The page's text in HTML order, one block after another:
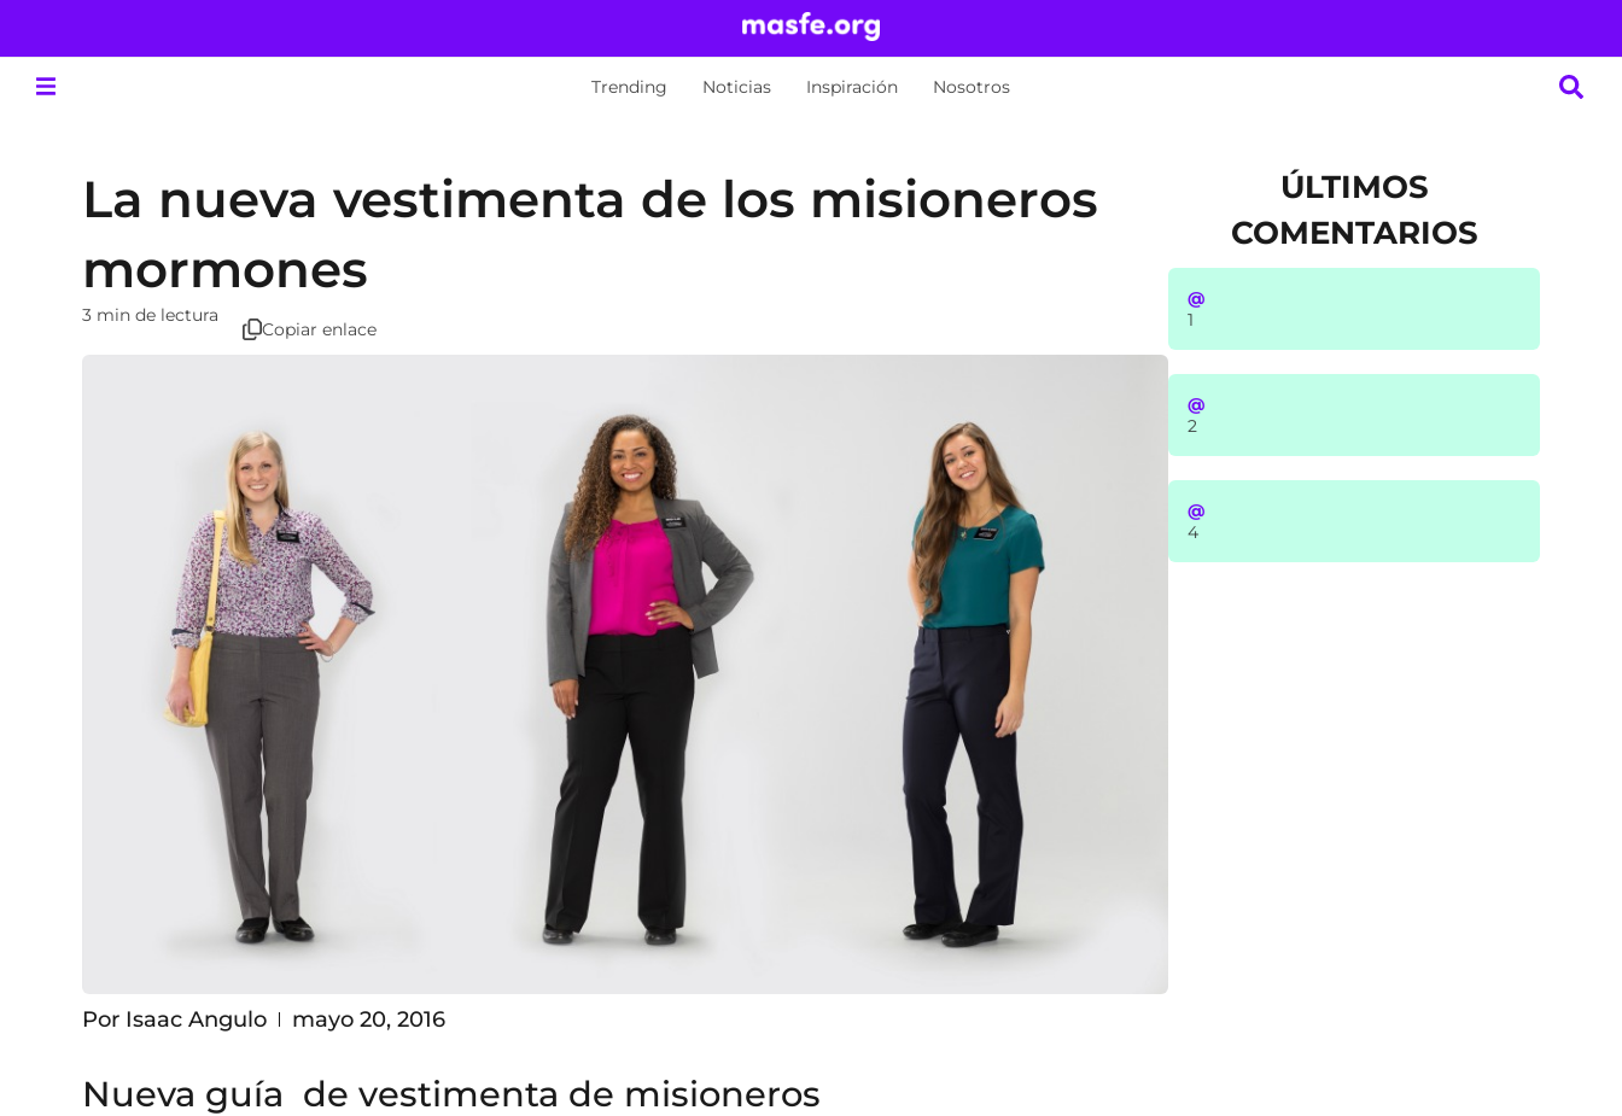
Trending Noticias Inspiración Nosotros
La nueva vestimenta de los misioneros
mormones
3 min de lectura
Copiar enlace
Por Isaac Angulo mayo 20, 2016
Nueva guía de vestimenta de misioneros
ÚLTIMOS
COMENTARIOS
@
1
@
2
@
4